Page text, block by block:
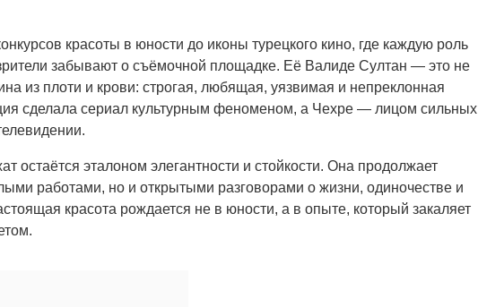
красоты в юности до иконы турецкого кино, где каждую роль
забывают о съёмочной площадке. Её Валиде Султан — это не
из плоти и крови: строгая, любящая, уязвимая и непреклонная
сделала сериал культурным феноменом, а Чехре — лицом сильных
остаётся эталоном элегантности и стойкости. Она продолжает
работами, но и открытыми разговорами о жизни, одиночестве и
красота рождается не в юности, а в опыте, который закаляет